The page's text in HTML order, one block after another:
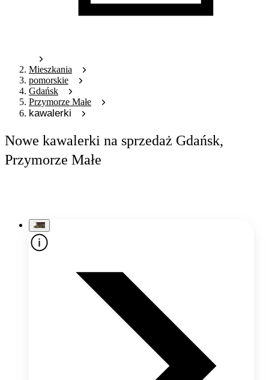
Mieszkania
pomorskie
Gdańsk
Przymorze Małe
kawalerki
Nowe kawalerki na sprzedaż Gdańsk,
Przymorze Małe